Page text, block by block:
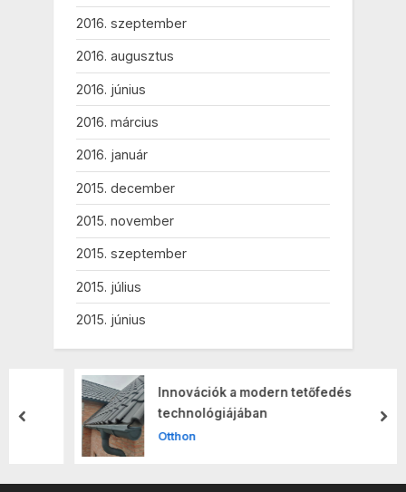
2016. szeptember
2016. augusztus
2016. június
2016. március
2016. január
2015. december
2015. november
2015. szeptember
2015. július
2015. június
Innovációk a modern tetőfedés
technológiájában
Otthon
prev